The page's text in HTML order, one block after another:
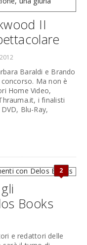
II
Baraldi e Brando
Ma non è
Home Video,
i finalisti
Blu-Ray,
2
Books
e redattori delle